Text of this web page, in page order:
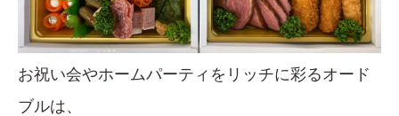
お祝い会やホームパーティをリッチに彩るオード
ブルは、